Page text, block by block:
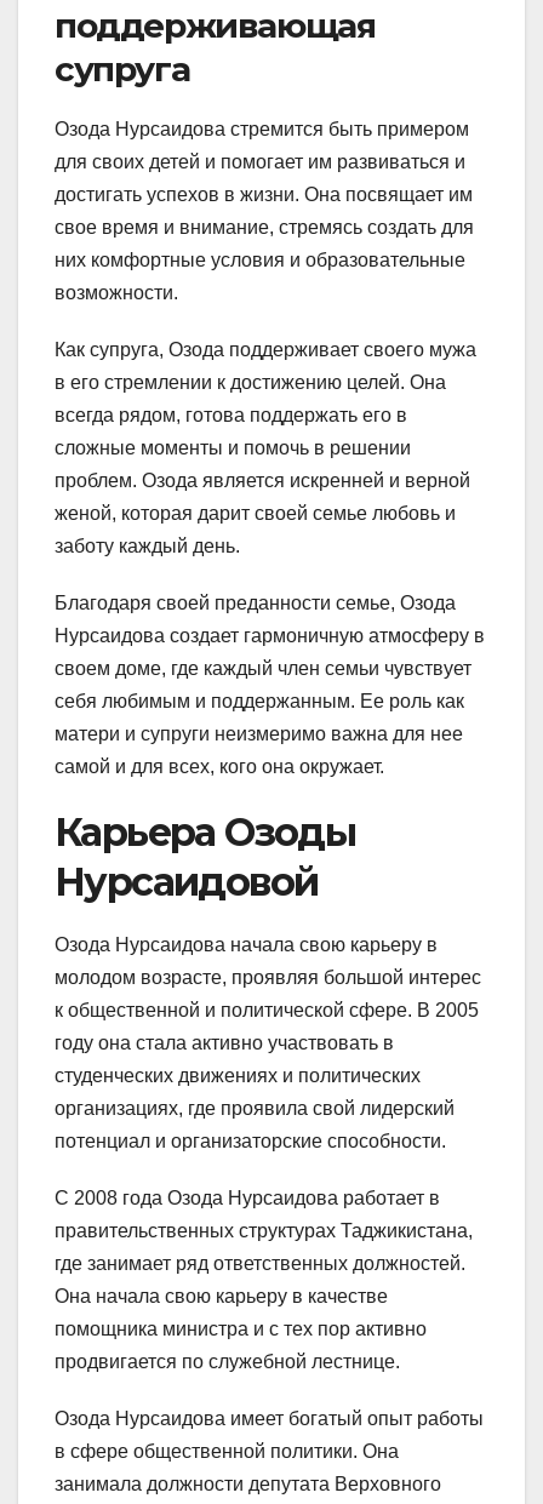
поддерживающая
супруга
Озода Нурсаидова стремится быть примером
для своих детей и помогает им развиваться и
достигать успехов в жизни. Она посвящает им
свое время и внимание, стремясь создать для
них комфортные условия и образовательные
возможности.
Как супруга, Озода поддерживает своего мужа
в его стремлении к достижению целей. Она
всегда рядом, готова поддержать его в
сложные моменты и помочь в решении
проблем. Озода является искренней и верной
женой, которая дарит своей семье любовь и
заботу каждый день.
Благодаря своей преданности семье, Озода
Нурсаидова создает гармоничную атмосферу в
своем доме, где каждый член семьи чувствует
себя любимым и поддержанным. Ее роль как
матери и супруги неизмеримо важна для нее
самой и для всех, кого она окружает.
Карьера Озоды
Нурсаидовой
Озода Нурсаидова начала свою карьеру в
молодом возрасте, проявляя большой интерес
к общественной и политической сфере. В 2005
году она стала активно участвовать в
студенческих движениях и политических
организациях, где проявила свой лидерский
потенциал и организаторские способности.
С 2008 года Озода Нурсаидова работает в
правительственных структурах Таджикистана,
где занимает ряд ответственных должностей.
Она начала свою карьеру в качестве
помощника министра и с тех пор активно
продвигается по служебной лестнице.
Озода Нурсаидова имеет богатый опыт работы
в сфере общественной политики. Она
занимала должности депутата Верховного